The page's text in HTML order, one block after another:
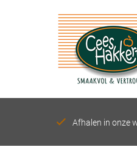
Afhalen in onze